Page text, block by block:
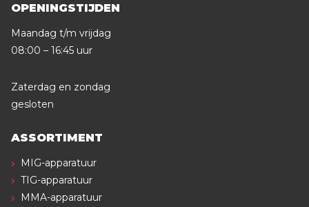
OPENINGSTIJDEN
Maandag t/m vrijdag
08:00 – 16:45 uur
Zaterdag en zondag
gesloten
ASSORTIMENT
MIG-apparatuur
TIG-apparatuur
MMA-apparatuur